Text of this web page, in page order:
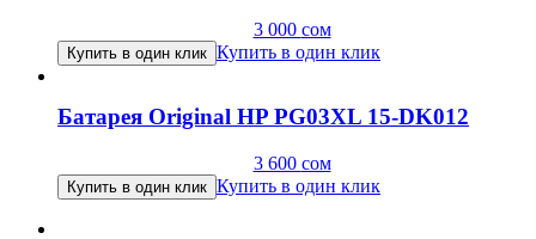
3 000 сом
Купить в один клик Купить в один клик
Батарея Original HP PG03XL 15-DK012
3 600 сом
Купить в один клик Купить в один клик